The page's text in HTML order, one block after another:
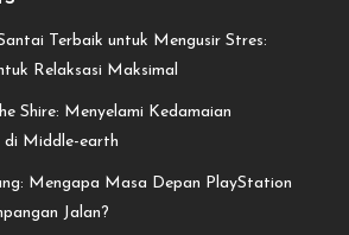
Terbaik untuk Mengusir Stres:
Relaksasi Maksimal
Shire: Menyelami Kedamaian
di Middle-earth
Mengapa Masa Depan PlayStation
Jalan?